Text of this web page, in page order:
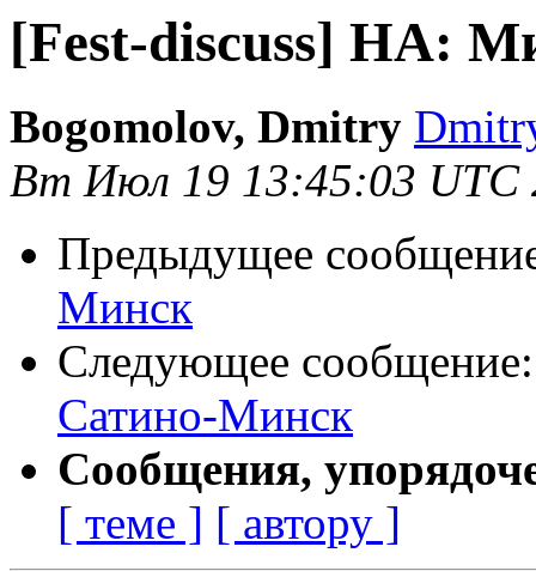
[Fest-discuss] HA:
Bogomolov, Dmitry
Вт Июл 19 13:45:03 UTC
Предыдущее
Минск
Следующее
Сатино-Минск
Сообщения,
[ теме ] [ автору ]